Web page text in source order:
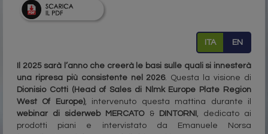
ITA EN
Il 2025 sarà l’anno che creerà le basi sulle quali si innesterà
una ripresa più consistente nel 2026. Questa la visione di
Dionisio Cotti (Head of Sales di Nlmk Europe Plate Region
West Of Europe), intervenuto questa mattina durante il
webinar di siderweb MERCATO
&DINTORNI , dedicato ai
prodotti piani e intervistato da Emanuele Norsa